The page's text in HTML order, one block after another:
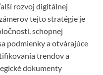
rozvoj digitálnej
tejto stratégie je
schopnej
podmienky a otvárajúce
trendov a
dokumenty